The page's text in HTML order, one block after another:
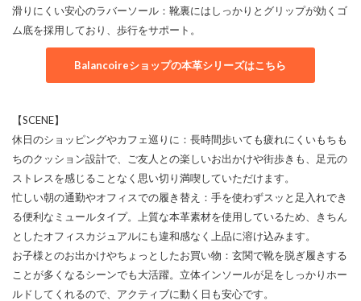
滑りにくい安心のラバーソール：靴裏にはしっかりとグリップが効くゴ
ム底を採用しており、歩行をサポート。
Balancoireショップの本革シリーズはこちら
【SCENE】
休日のショッピングやカフェ巡りに：長時間歩いても疲れにくいもちも
ちのクッション設計で、ご友人との楽しいお出かけや街歩きも、足元の
ストレスを感じることなく思い切り満喫していただけます。
忙しい朝の通勤やオフィスでの履き替え：手を使わずスッと足入れでき
る便利なミュールタイプ。上質な本革素材を使用しているため、きちん
としたオフィスカジュアルにも違和感なく上品に溶け込みます。
お子様とのお出かけやちょっとしたお買い物：玄関で靴を脱ぎ履きする
ことが多くなるシーンでも大活躍。立体インソールが足をしっかりホー
ルドしてくれるので、アクティブに動く日も安心です。